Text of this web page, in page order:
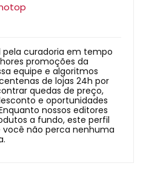
pela curadoria em tempo
promoções da
equipe e algoritmos
de lojas 24h por
quedas de preço,
e oportunidades
nossos editores
a fundo, este perfil
não perca nenhuma